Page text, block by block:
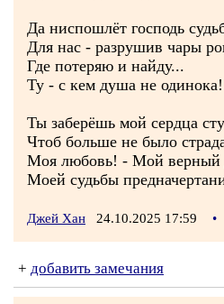
Да ниспошлёт господь
Для нас - разрушив чары
Где потеряю и найду...
Ту - с кем душа не одинока!
Ты заберёшь мой сердца
Чтоб больше не было
Моя любовь! - Мой верный
Моей судьбы
Джей Хан 24.10.2025 17:59 •
+ добавить замечания